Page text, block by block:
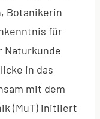
Botanikerin
für
Naturkunde
in das
mit dem
(MuT) initiiert